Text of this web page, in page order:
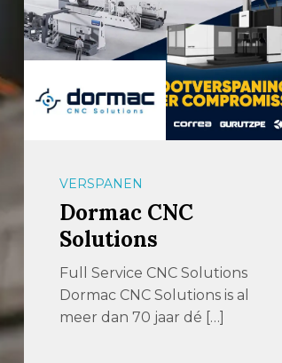
VERSPANEN
Dormac CNC
Solutions
Full Service CNC Solutions
Dormac CNC Solutions is al
meer dan 70 jaar dé […]